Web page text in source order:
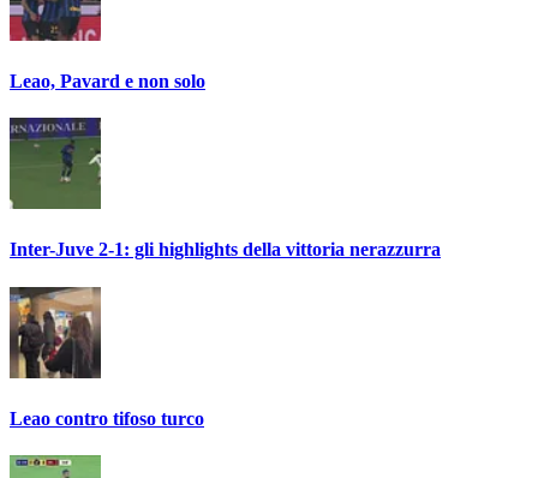
Leao, Pavard e non solo
Inter-Juve 2-1: gli highlights della vittoria nerazzurra
Leao contro tifoso turco